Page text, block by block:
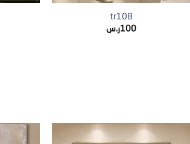
tr108
100ر.س